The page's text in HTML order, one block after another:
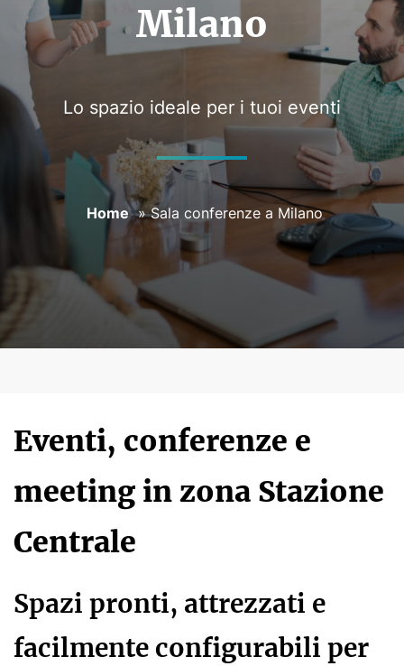
SERVIZI VIRTUALI
PRENOTA
CONTATTI
Milano
Lo spazio ideale per i tuoi eventi
Home »Sala conferenze a Milano
Eventi, conferenze e
meeting in zona Stazione
Centrale
Spazi pronti, attrezzati e
facilmente configurabili per